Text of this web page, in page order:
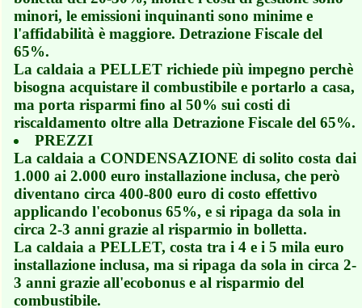
minori, le emissioni inquinanti sono minime e
l'affidabilità è maggiore. Detrazione Fiscale del
65%.
La caldaia a PELLET richiede più impegno perchè
bisogna acquistare il combustibile e portarlo a casa,
ma porta risparmi fino al 50% sui costi di
riscaldamento oltre alla Detrazione Fiscale del 65%.
PREZZI
La caldaia a CONDENSAZIONE di solito costa dai
1.000 ai 2.000 euro installazione inclusa, che però
diventano circa 400-800 euro di costo effettivo
applicando l'ecobonus 65%, e si ripaga da sola in
circa 2-3 anni grazie al risparmio in bolletta.
La caldaia a PELLET, costa tra i 4 e i 5 mila euro
installazione inclusa, ma si ripaga da sola in circa 2-
3 anni grazie all'ecobonus e al risparmio del
combustibile.